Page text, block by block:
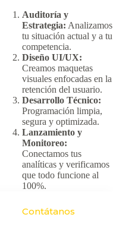
Auditoría y
Estrategia: Analizamos
tu situación actual y a tu
competencia.
Diseño UI/UX:
Creamos maquetas
visuales enfocadas en la
retención del usuario.
Desarrollo Técnico:
Programación limpia,
segura y optimizada.
Lanzamiento y
Monitoreo:
Conectamos tus
analíticas y verificamos
que todo funcione al
100%.
Contátanos